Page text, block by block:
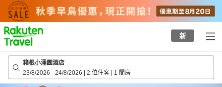
to
top
page
新
箱根小涌園酒店
23/8/2026 - 24/8/2026 | 2 位住客 | 1 間房